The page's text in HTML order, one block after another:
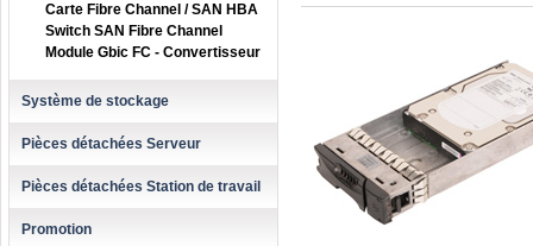
Carte Fibre Channel / SAN HBA
Switch SAN Fibre Channel
Module Gbic FC - Convertisseur
Système de stockage
Pièces détachées Serveur
Pièces détachées Station de travail
Promotion